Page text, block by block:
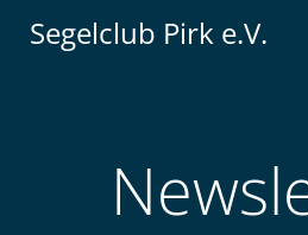
Inhalt
Segelclub Pirk e.V.